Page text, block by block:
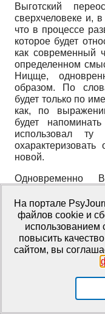
Выготский
сверхчеловеке и,
что в процессе
которое будет
как современный
определенном
Ницще,
образом. По
будет только по
как, по
будет
использовал
новой.
Одновременно
игнорирование
биологической
человек
общественное
Из
опирается,
данном случае —
На портале
файлов cookie и
использованием
повысить
сайтом, вы